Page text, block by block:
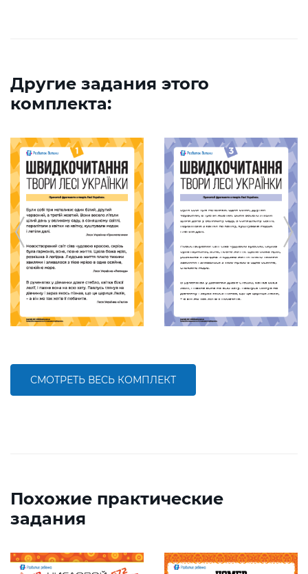
Другие задания этого
комплекта:
СМОТРЕТЬ ВЕСЬ КОМПЛЕКТ
Похожие практические
задания